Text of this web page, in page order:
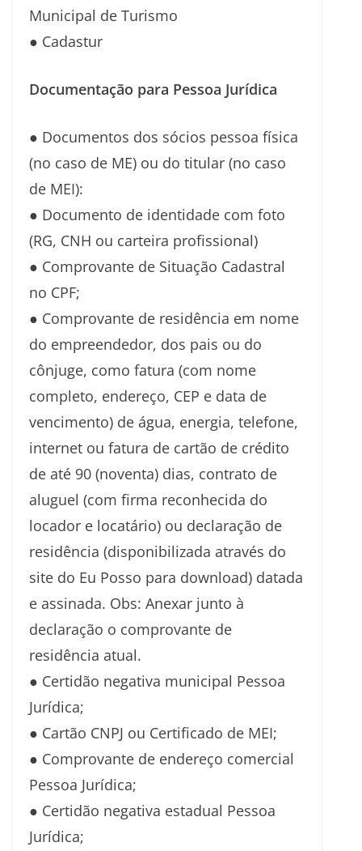
Municipal de Turismo
● Cadastur
Documentação para Pessoa Jurídica
● Documentos dos sócios pessoa física
(no caso de ME) ou do titular (no caso
de MEI):
● Documento de identidade com foto
(RG, CNH ou carteira profissional)
● Comprovante de Situação Cadastral
no CPF;
● Comprovante de residência em nome
do empreendedor, dos pais ou do
cônjuge, como fatura (com nome
completo, endereço, CEP e data de
vencimento) de água, energia, telefone,
internet ou fatura de cartão de crédito
de até 90 (noventa) dias, contrato de
aluguel (com firma reconhecida do
locador e locatário) ou declaração de
residência (disponibilizada através do
site do Eu Posso para download) datada
e assinada. Obs: Anexar junto à
declaração o comprovante de
residência atual.
● Certidão negativa municipal Pessoa
Jurídica;
● Cartão CNPJ ou Certificado de MEI;
● Comprovante de endereço comercial
Pessoa Jurídica;
● Certidão negativa estadual Pessoa
Jurídica;